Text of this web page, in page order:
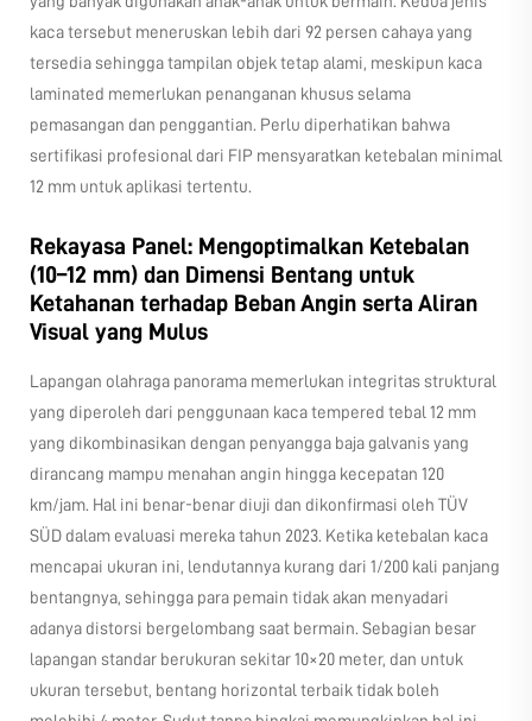
kaca tersebut meneruskan lebih dari 92 persen cahaya yang
tersedia sehingga tampilan objek tetap alami, meskipun kaca
laminated memerlukan penanganan khusus selama
pemasangan dan penggantian. Perlu diperhatikan bahwa
sertifikasi profesional dari FIP mensyaratkan ketebalan minimal
12 mm untuk aplikasi tertentu.
Rekayasa Panel: Mengoptimalkan Ketebalan
(10–12 mm) dan Dimensi Bentang untuk
Ketahanan terhadap Beban Angin serta Aliran
Visual yang Mulus
Lapangan olahraga panorama memerlukan integritas struktural
yang diperoleh dari penggunaan kaca tempered tebal 12 mm
yang dikombinasikan dengan penyangga baja galvanis yang
dirancang mampu menahan angin hingga kecepatan 120
km/jam. Hal ini benar-benar diuji dan dikonfirmasi oleh TÜV
SÜD dalam evaluasi mereka tahun 2023. Ketika ketebalan kaca
mencapai ukuran ini, lendutannya kurang dari 1/200 kali panjang
bentangnya, sehingga para pemain tidak akan menyadari
adanya distorsi bergelombang saat bermain. Sebagian besar
lapangan standar berukuran sekitar 10×20 meter, dan untuk
ukuran tersebut, bentang horizontal terbaik tidak boleh